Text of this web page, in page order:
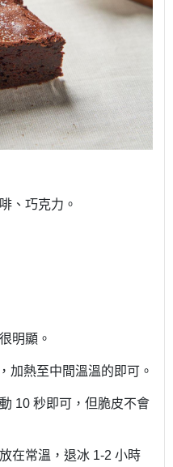
、巧克力。
明顯。
加熱至中間溫溫的即可。
10 秒即可，但脆皮不會
在常溫，退冰 1-2 小時